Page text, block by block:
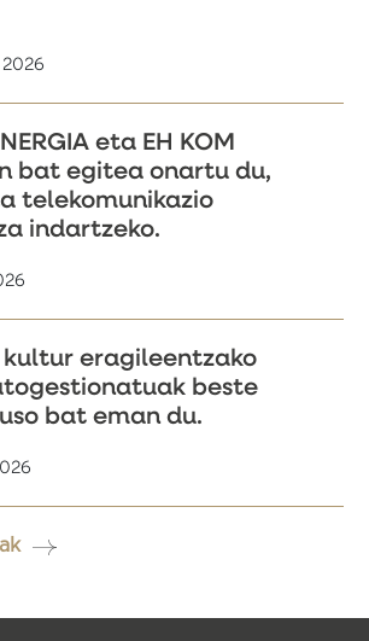
eta EH KOM
bat egitea onartu du,
telekomunikazio
indartzeko.
eragileentzako
beste
bat eman du.